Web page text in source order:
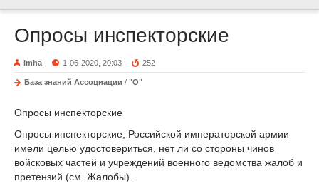
Опросы инспекторские
imha 1-06-2020, 20:03 252
База знаний Ассоциации / "О"
Опросы инспекторские
Опросы инспекторские, Российской императорской армии
имели целью удостовериться, нет ли со стороны чинов
войсковых частей и учреждений военного ведомства жалоб и
претензий (см. Жалобы).